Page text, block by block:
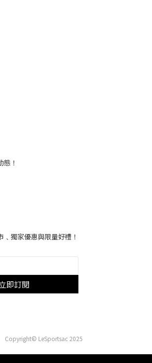
！
獨家優惠與限量好禮！
即訂閱
Copyright© LeSportsac 2025